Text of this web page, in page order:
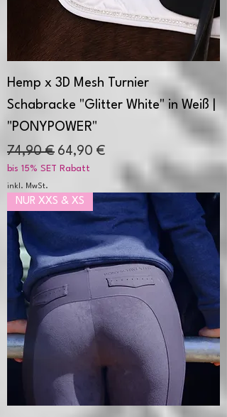
Hemp x 3D Mesh Turnier
Schabracke "Glitter White" in Weiß |
"PONYPOWER"
Standardpreis
74,90 € Sale-Preis
64,90 €
bis 15% SET Rabatt
inkl. MwSt.
NUR XXS & XS